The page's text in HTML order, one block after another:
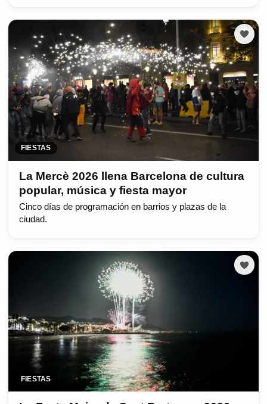
FIESTAS
La Mercè 2026 llena Barcelona de cultura
popular, música y fiesta mayor
Cinco días de programación en barrios y plazas de la
ciudad.
FIESTAS